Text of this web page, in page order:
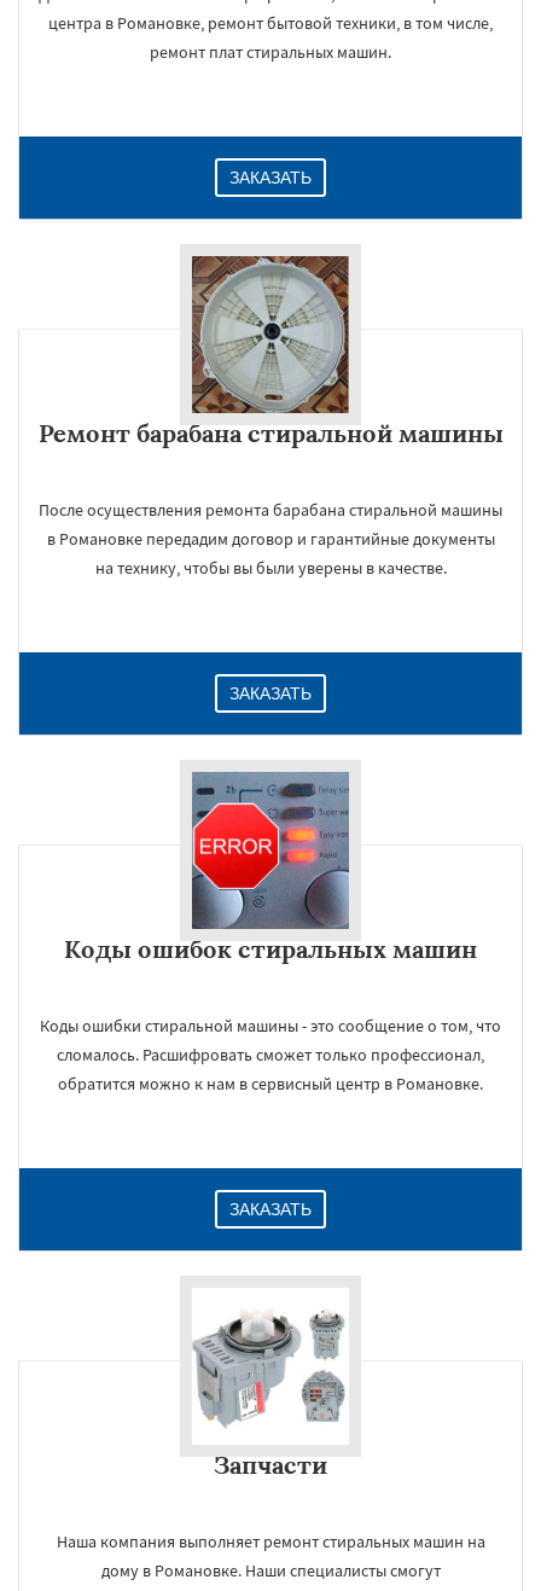
центра в Романовке, ремонт бытовой техники, в том числе,
ремонт плат стиральных машин.
ЗАКАЗАТЬ
Ремонт барабана стиральной машины
После осуществления ремонта барабана стиральной машины
в Романовке передадим договор и гарантийные документы
на технику, чтобы вы были уверены в качестве.
ЗАКАЗАТЬ
Коды ошибок стиральных машин
Коды ошибки стиральной машины - это сообщение о том, что
сломалось. Расшифровать сможет только профессионал,
обратится можно к нам в сервисный центр в Романовке.
ЗАКАЗАТЬ
Запчасти
Наша компания выполняет ремонт стиральных машин на
дому в Романовке. Наши специалисты смогут